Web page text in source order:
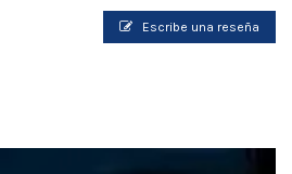
Escribe una reseña